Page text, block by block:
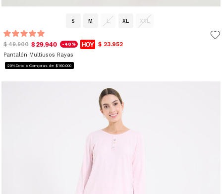
S M L XL XXL
$ 49.900 $ 29.940 -40% $ 23.952
Pantalón Multiusos Rayas
20%Dcto x Compras de $160.000